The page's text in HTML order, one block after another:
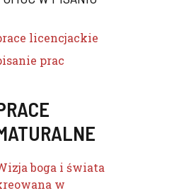
licencjackie
prac
boga i świata
w